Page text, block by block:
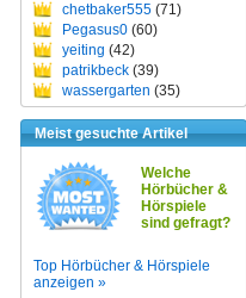
chetbaker555 (71)
Pegasus0 (60)
yeiting (42)
patrikbeck (39)
wassergarten (35)
Meist gesuchte Artikel
Welche
Hörbücher &
Hörspiele
sind gefragt?
Top Hörbücher & Hörspiele
anzeigen »